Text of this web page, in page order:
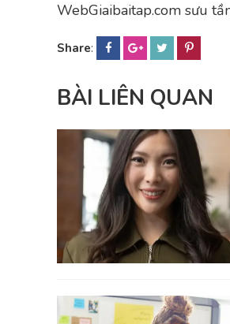
WebGiaibaitap.com sưu
Share:
BÀI LIÊN QUAN